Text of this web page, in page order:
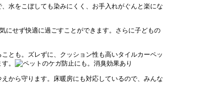
水をこぼしても染みにくく、お手入れがぐんと楽にな
にせず快適に過ごすことができます。さらに子どもの
とも。ズレずに、クッション性も高いタイルカーペッ
。
から守ります。床暖房にも対応しているので、みんな